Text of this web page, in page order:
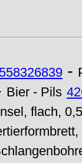
-
Bier - Pils
flach,